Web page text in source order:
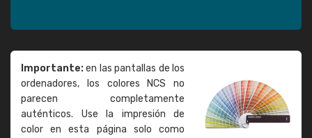
Importante:en las pantallas de los
ordenadores, los colores NCS no
parecen completamente
auténticos. Use la impresión de
color en esta página solo como